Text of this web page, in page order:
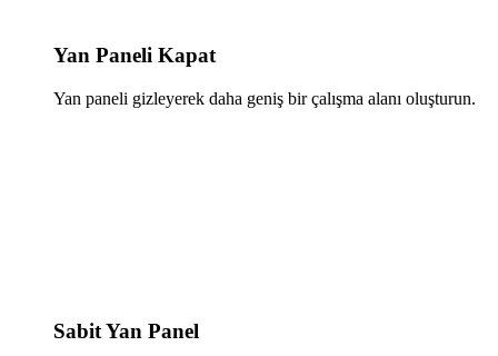
Yan Paneli Kapat
Yan paneli gizleyerek daha geniş bir çalışma alanı oluşturun.
Sabit Yan Panel